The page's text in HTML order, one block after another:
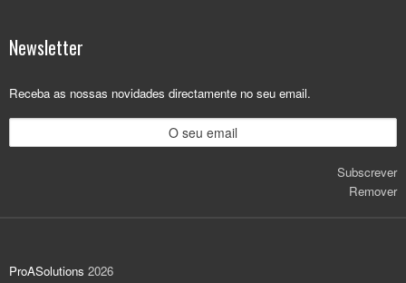
Newsletter
Receba as nossas novidades directamente no seu email.
Subscrever
Remover
ProASolutions 2026